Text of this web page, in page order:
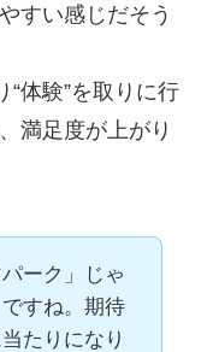
すい感じだそう
“体験”を取りに行
満足度が上がり
ーク」じゃ
すね。期待
たりになり